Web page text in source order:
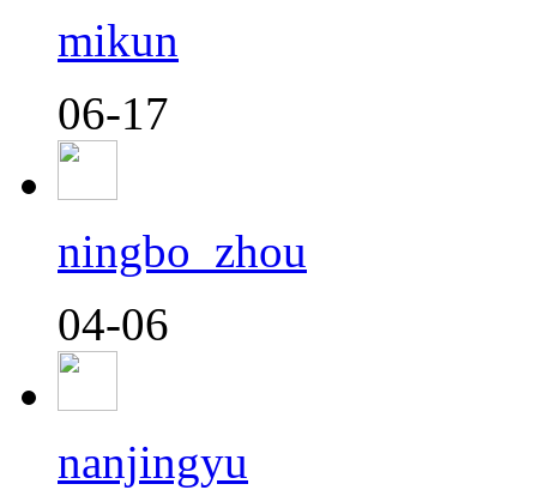
mikun
06-17
ningbo_zhou
04-06
nanjingyu